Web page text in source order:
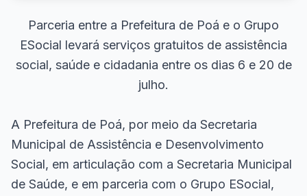
Parceria entre a Prefeitura de Poá e o Grupo
ESocial levará serviços gratuitos de assistência
social, saúde e cidadania entre os dias 6 e 20 de
julho.
A Prefeitura de Poá, por meio da Secretaria
Municipal de Assistência e Desenvolvimento
Social, em articulação com a Secretaria Municipal
de Saúde, e em parceria com o Grupo ESocial,